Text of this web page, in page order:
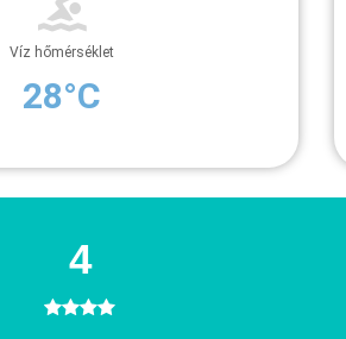
Víz hőmérséklet
28°C
4